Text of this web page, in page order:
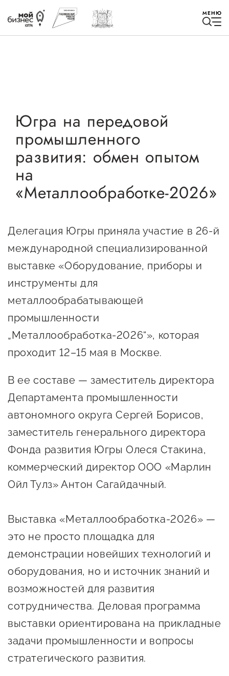
МЕНЮ
Быть в курсе
Мероприятия
Онлайн-витрина продукции
Социальные сети "Мой
Бизнес Югра"
Меры поддержки
поддержки
Консультационная поддержка
Образовательная поддержка
технологического
предпринимательства
Поддержка социальных
Поддержка экспортеров
Меры поддержки в условиях
внешнего санкционного
Центры поддержки
Центр информационно-
Югра на передовой
промышленного
развития: обмен опытом
на
«Металлообработке-2026»
Делегация Югры приняла участие в 26-й
международной специализированной
выставке «Оборудование, приборы и
инструменты для
металлообрабатывающей
промышленности
„Металлообработка-2026“», которая
проходит 12–15 мая в Москве.
В ее составе — заместитель директора
Департамента промышленности
автономного округа Сергей Борисов,
заместитель генерального директора
Фонда развития Югры Олеся Стакина,
коммерческий директор ООО «Марлин
Ойл Тулз» Антон Сагайдачный.
Выставка «Металлообработка-2026» —
это не просто площадка для
демонстрации новейших технологий и
оборудования, но и источник знаний и
возможностей для развития
сотрудничества. Деловая программа
выставки ориентирована на прикладные
задачи промышленности и вопросы
стратегического развития.